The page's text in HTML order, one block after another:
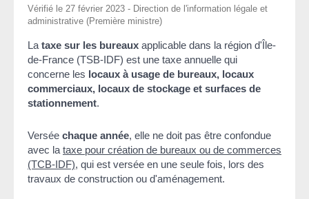
Vérifié le 27 février 2023 - Direction de l'information légale et
administrative (Première ministre)
La taxe sur les bureaux applicable dans la région d'Île-
de-France (TSB-IDF) est une taxe annuelle qui
concerne les locaux à usage de bureaux, locaux
commerciaux, locaux de stockage et surfaces de
stationnement.
Versée chaque année, elle ne doit pas être confondue
avec la taxe pour création de bureaux ou de commerces
(TCB-IDF), qui est versée en une seule fois, lors des
travaux de construction ou d'aménagement.